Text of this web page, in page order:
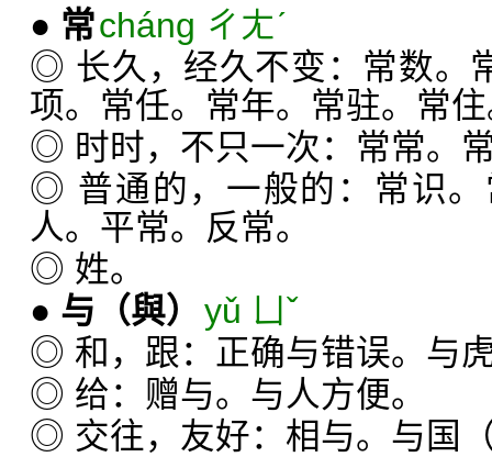
● 常cháng ㄔㄤˊ
◎ 长久，经久不变：常数。
项。常任。常年。常驻。常
◎ 时时，不只一次：常常。
◎ 普通的，一般的：常识
人。平常。反常。
◎ 姓。
● 与 （與） yǔ ㄩˇ
◎ 和，跟：正确与错误。与
◎ 给：赠与。与人方便。
◎ 交往，友好：相与。与国